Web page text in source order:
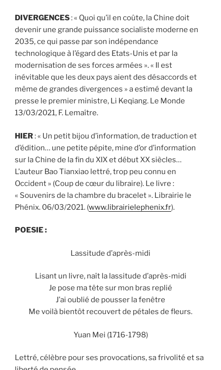
DIVERGENCES: « Quoi qu’il en coûte, la Chine doit
devenir une grande puissance socialiste moderne en
2035, ce qui passe par son indépendance
technologique à l’égard des Etats-Unis et par la
modernisation de ses forces armées ». « Il est
inévitable que les deux pays aient des désaccords et
même de grandes divergences » a estimé devant la
presse le premier ministre, Li Keqiang. Le Monde
13/03/2021, F. Lemaître.
HIER: « Un petit bijou d’information, de traduction et
d’édition… une petite pépite, mine d’or d’information
sur la Chine de la fin du XIX et début XX siècles…
L’auteur Bao Tianxiao lettré, trop peu connu en
Occident » (Coup de cœur du libraire). Le livre :
« Souvenirs de la chambre du bracelet ». Librairie le
Phénix. 06/03/2021. (www.librairielephenix.fr).
POESIE:
Lassitude d’après-midi
Lisant un livre, naît la lassitude d’après-midi
Je pose ma tête sur mon bras replié
J’ai oublié de pousser la fenêtre
Me voilà bientôt recouvert de pétales de fleurs.
Yuan Mei (1716-1798)
Lettré, célèbre pour ses provocations, sa frivolité et sa